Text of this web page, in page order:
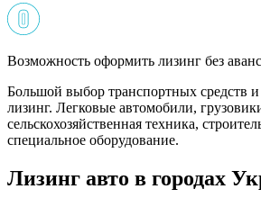
Возможность оформить лизинг без
Большой выбор транспортных средств
лизинг. Легковые автомобили,
сельскохозяйственная техника,
специальное оборудование.
Лизинг авто в городах